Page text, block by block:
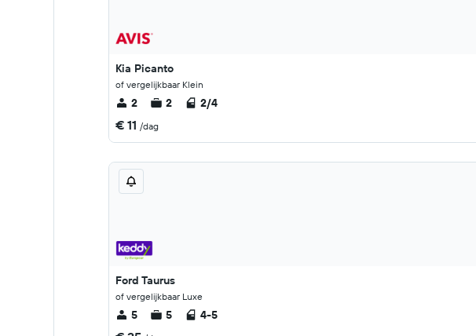
Kia Picanto
of vergelijkbaar Klein
2 2 2/4
€ 11 /dag
Ford Taurus
of vergelijkbaar Luxe
5 5 4-5